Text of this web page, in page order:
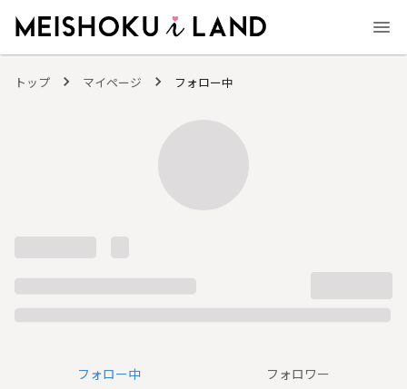
トップ マイページ フォロー中
フォロー中 フォロワー